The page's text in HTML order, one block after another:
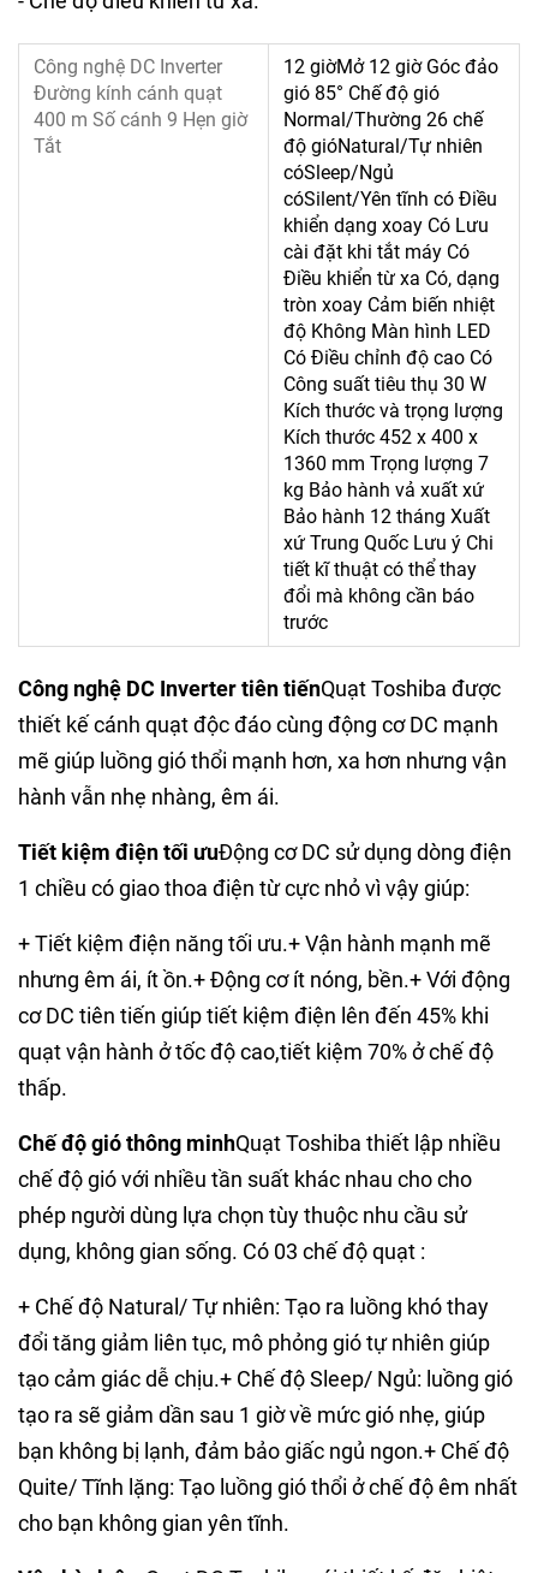
Công nghệ DC Inverter
Đường kính cánh quạt
400 m Số cánh 9 Hẹn giờ
Tắt
12 giờMở 12 giờ Góc đảo
gió 85° Chế độ gió
Normal/Thường 26 chế
độ gióNatural/Tự nhiên
cóSleep/Ngủ
cóSilent/Yên tĩnh có Điều
khiển dạng xoay Có Lưu
cài đặt khi tắt máy Có
Điều khiển từ xa Có, dạng
tròn xoay Cảm biến nhiệt
độ Không Màn hình LED
Có Điều chỉnh độ cao Có
Công suất tiêu thụ 30 W
Kích thước và trọng lượng
Kích thước 452 x 400 x
1360 mm Trọng lượng 7
kg Bảo hành vả xuất xứ
Bảo hành 12 tháng Xuất
xứ Trung Quốc Lưu ý Chi
tiết kĩ thuật có thể thay
đổi mà không cần báo
trước
Công nghệ DC Inverter tiên tiếnQuạt Toshiba được
thiết kế cánh quạt độc đáo cùng động cơ DC mạnh
mẽ giúp luồng gió thổi mạnh hơn, xa hơn nhưng vận
hành vẫn nhẹ nhàng, êm ái.
Tiết kiệm điện tối ưuĐộng cơ DC sử dụng dòng điện
1 chiều có giao thoa điện từ cực nhỏ vì vậy giúp:
+ Tiết kiệm điện năng tối ưu.+ Vận hành mạnh mẽ
nhưng êm ái, ít ồn.+ Động cơ ít nóng, bền.+ Với động
cơ DC tiên tiến giúp tiết kiệm điện lên đến 45% khi
quạt vận hành ở tốc độ cao,tiết kiệm 70% ở chế độ
thấp.
Chế độ gió thông minhQuạt Toshiba thiết lập nhiều
chế độ gió với nhiều tần suất khác nhau cho cho
phép người dùng lựa chọn tùy thuộc nhu cầu sử
dụng, không gian sống. Có 03 chế độ quạt :
+ Chế độ Natural/ Tự nhiên: Tạo ra luồng khó thay
đổi tăng giảm liên tục, mô phỏng gió tự nhiên giúp
tạo cảm giác dễ chịu.+ Chế độ Sleep/ Ngủ: luồng gió
tạo ra sẽ giảm dần sau 1 giờ về mức gió nhẹ, giúp
bạn không bị lạnh, đảm bảo giấc ngủ ngon.+ Chế độ
Quite/ Tĩnh lặng: Tạo luồng gió thổi ở chế độ êm nhất
cho bạn không gian yên tĩnh.